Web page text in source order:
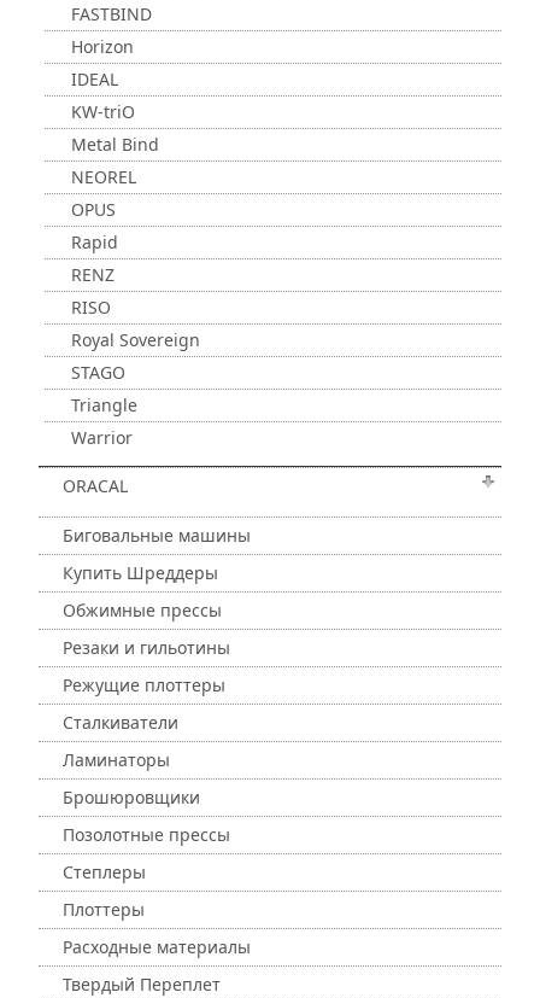
FASTBIND
Horizon
IDEAL
KW-triO
Metal Bind
NEOREL
OPUS
Rapid
RENZ
RISO
Royal Sovereign
STAGO
Triangle
Warrior
ORACAL
Биговальные машины
Купить Шреддеры
Обжимные прессы
Резаки и гильотины
Режущие плоттеры
Сталкиватели
Ламинаторы
Брошюровщики
Позолотные прессы
Степлеры
Плоттеры
Расходные материалы
Твердый Переплет